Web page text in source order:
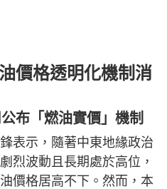
價格透明化機制消
布「燃油實價」機制
表示，隨著中東地緣政治
烈波動且長期處於高位，
價格居高不下。然而，本